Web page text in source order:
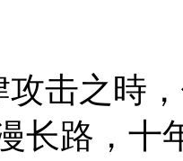
攻击之時
长路，十